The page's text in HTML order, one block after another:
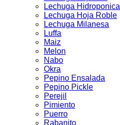
Lechuga Hidroponica
Lechuga Hoja Roble
Lechuga Milanesa
Luffa
Maiz
Melon
Nabo
Okra
Pepino Ensalada
Pepino Pickle
Perejil
Pimiento
Puerro
Rabanito